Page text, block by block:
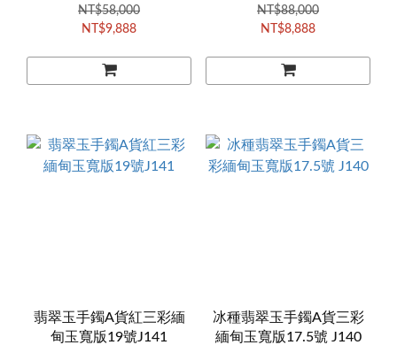
NT$58,000
NT$9,888
NT$88,000
NT$8,888
翡翠玉手鐲A貨紅三彩緬
甸玉寬版19號J141
冰種翡翠玉手鐲A貨三彩
緬甸玉寬版17.5號 J140